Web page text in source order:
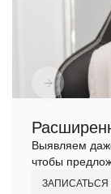
Выявляем
чтобы